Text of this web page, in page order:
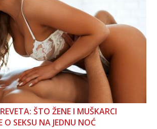
ŠTO ŽENE I MUŠKARCI
O SEKSU NA JEDNU NOĆ